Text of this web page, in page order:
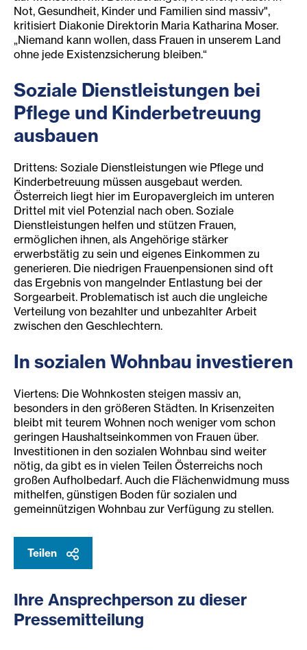
Not, Gesundheit, Kinder und Familien sind massiv",
kritisiert Diakonie Direktorin Maria Katharina Moser.
„Niemand kann wollen, dass Frauen in unserem Land
ohne jede Existenzsicherung bleiben.“
Soziale Dienstleistungen bei
Pflege und Kinderbetreuung
ausbauen
Drittens: Soziale Dienstleistungen wie Pflege und
Kinderbetreuung müssen ausgebaut werden.
Österreich liegt hier im Europavergleich im unteren
Drittel mit viel Potenzial nach oben. Soziale
Dienstleistungen helfen und stützen Frauen,
ermöglichen ihnen, als Angehörige stärker
erwerbstätig zu sein und eigenes Einkommen zu
generieren. Die niedrigen Frauenpensionen sind oft
das Ergebnis von mangelnder Entlastung bei der
Sorgearbeit. Problematisch ist auch die ungleiche
Verteilung von bezahlter und unbezahlter Arbeit
zwischen den Geschlechtern.
In sozialen Wohnbau investieren
Viertens: Die Wohnkosten steigen massiv an,
besonders in den größeren Städten. In Krisenzeiten
bleibt mit teurem Wohnen noch weniger vom schon
geringen Haushaltseinkommen von Frauen über.
Investitionen in den sozialen Wohnbau sind weiter
nötig, da gibt es in vielen Teilen Österreichs noch
großen Aufholbedarf. Auch die Flächenwidmung muss
mithelfen, günstigen Boden für sozialen und
gemeinnützigen Wohnbau zur Verfügung zu stellen.
Teilen
Ihre Ansprechperson zu dieser
Pressemitteilung